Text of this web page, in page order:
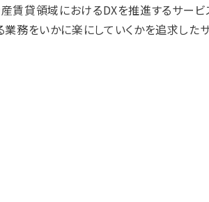
産賃貸領域におけるDXを推進するサー
業務をいかに楽にしていくかを追求した